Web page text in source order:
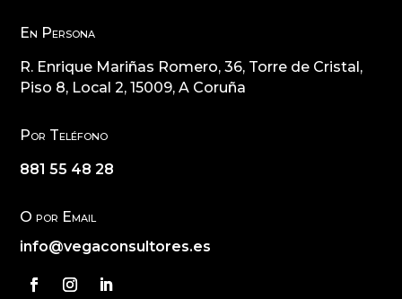
En Persona
R. Enrique Mariñas Romero, 36, Torre de Cristal,
Piso 8, Local 2, 15009, A Coruña
Por Teléfono
881 55 48 28
O por Email
info@vegaconsultores.es